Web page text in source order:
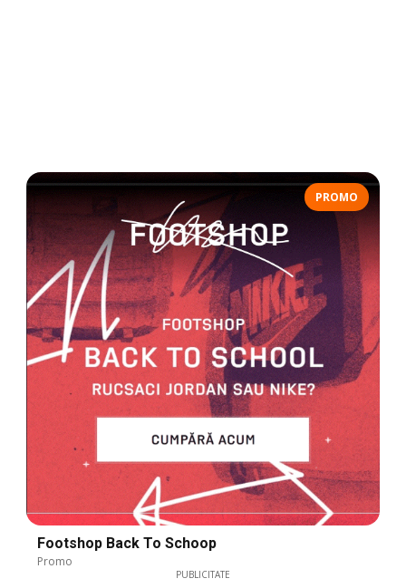
PROMO
Footshop Back To Schoop
Promo
PUBLICITATE